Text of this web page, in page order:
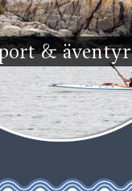
& äventyr